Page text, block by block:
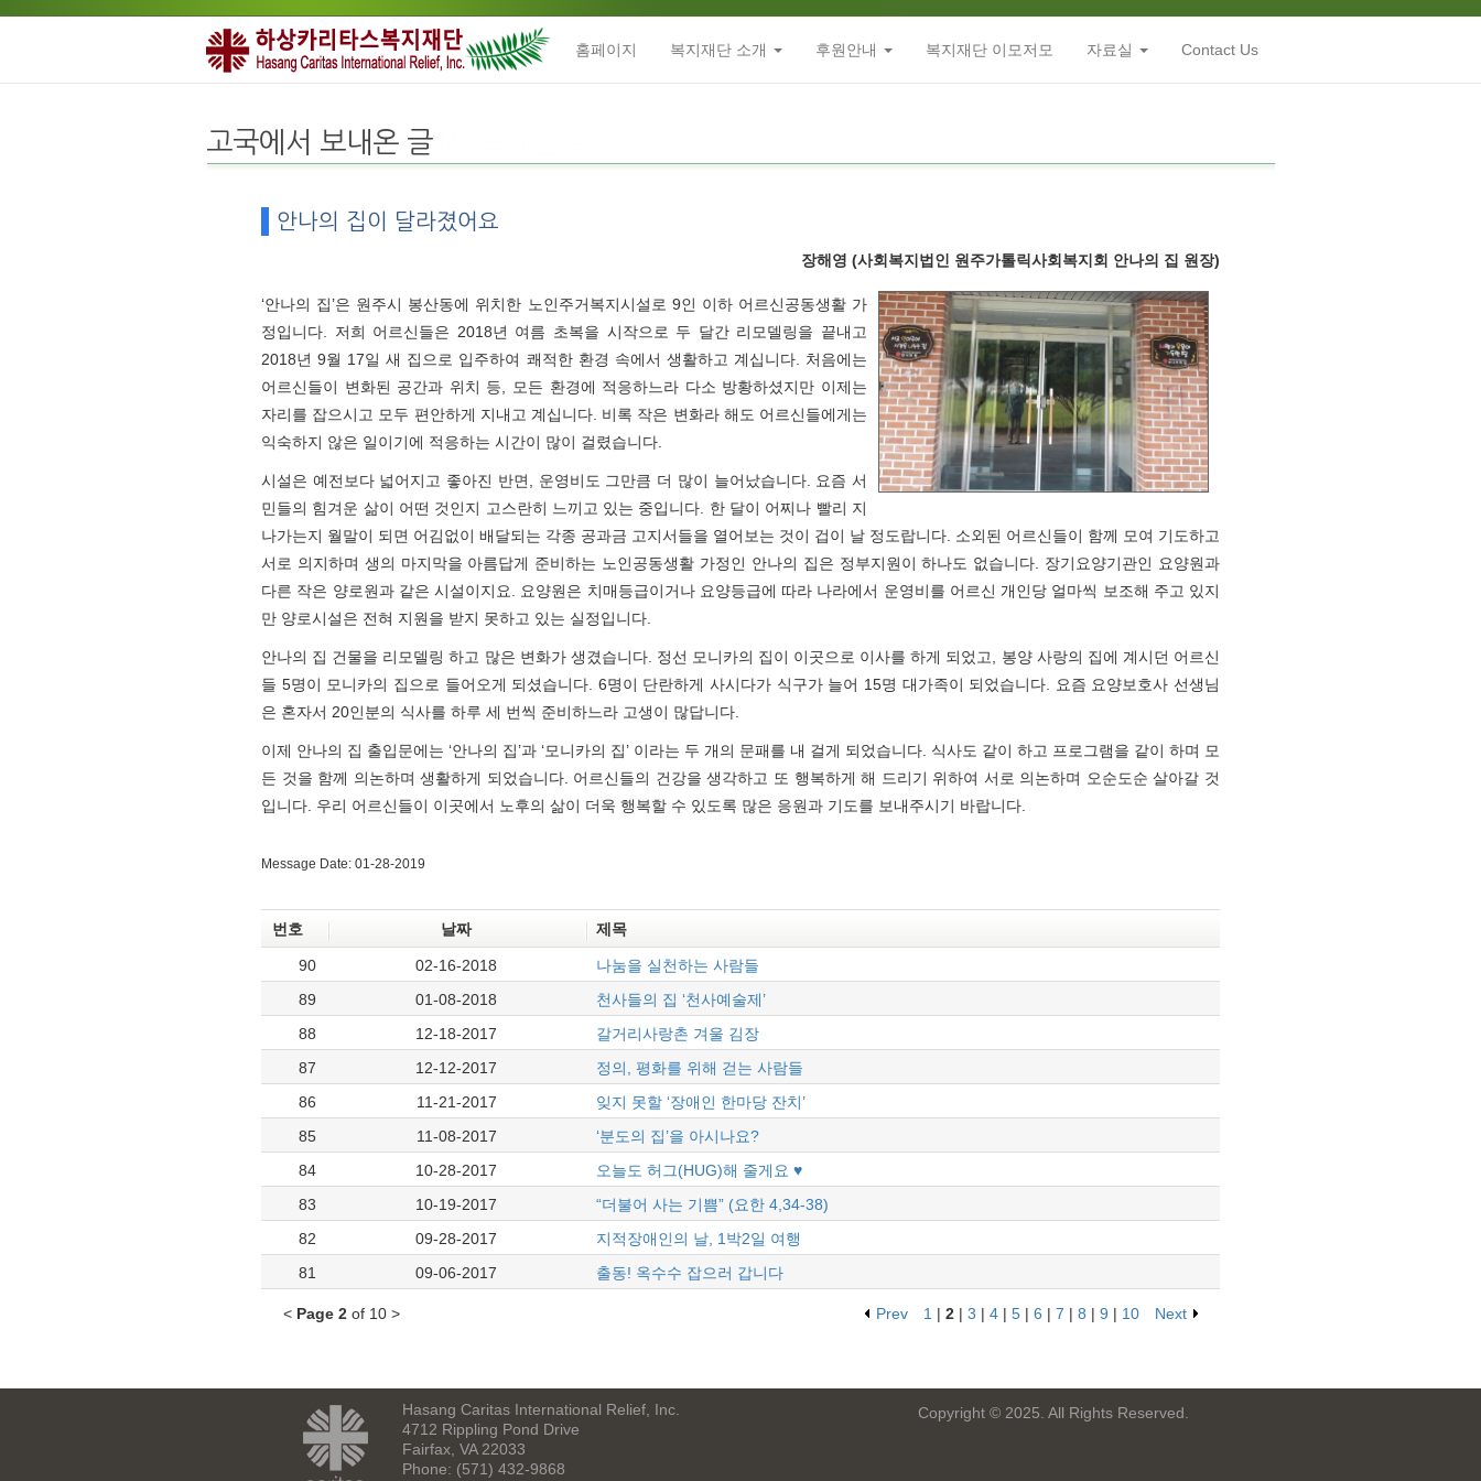
홈페이지 복지재단 소개 후원안내 복지재단 이모저모 자료실 Contact Us
고국에서 보내온 글
안나의 집이 달라졌어요
장해영 (사회복지법인 원주가톨릭사회복지회 안나의 집 원장)
‘안나의 집’은 원주시 봉산동에 위치한 노인주거복지시설로 9인 이하 어르신공동생활 가
정입니다. 저희 어르신들은 2018년 여름 초복을 시작으로 두 달간 리모델링을 끝내고
2018년 9월 17일 새 집으로 입주하여 쾌적한 환경 속에서 생활하고 계십니다. 처음에는
어르신들이 변화된 공간과 위치 등, 모든 환경에 적응하느라 다소 방황하셨지만 이제는
자리를 잡으시고 모두 편안하게 지내고 계십니다. 비록 작은 변화라 해도 어르신들에게는
익숙하지 않은 일이기에 적응하는 시간이 많이 걸렸습니다.
시설은 예전보다 넓어지고 좋아진 반면, 운영비도 그만큼 더 많이 늘어났습니다. 요즘 서
민들의 힘겨운 삶이 어떤 것인지 고스란히 느끼고 있는 중입니다. 한 달이 어찌나 빨리 지
나가는지 월말이 되면 어김없이 배달되는 각종 공과금 고지서들을 열어보는 것이 겁이 날 정도랍니다. 소외된 어르신들이 함께 모여 기도하고
서로 의지하며 생의 마지막을 아름답게 준비하는 노인공동생활 가정인 안나의 집은 정부지원이 하나도 없습니다. 장기요양기관인 요양원과
다른 작은 양로원과 같은 시설이지요. 요양원은 치매등급이거나 요양등급에 따라 나라에서 운영비를 어르신 개인당 얼마씩 보조해 주고 있지
만 양로시설은 전혀 지원을 받지 못하고 있는 실정입니다.
안나의 집 건물을 리모델링 하고 많은 변화가 생겼습니다. 정선 모니카의 집이 이곳으로 이사를 하게 되었고, 봉양 사랑의 집에 계시던 어르신
들 5명이 모니카의 집으로 들어오게 되셨습니다. 6명이 단란하게 사시다가 식구가 늘어 15명 대가족이 되었습니다. 요즘 요양보호사 선생님
은 혼자서 20인분의 식사를 하루 세 번씩 준비하느라 고생이 많답니다.
이제 안나의 집 출입문에는 ‘안나의 집’과 ‘모니카의 집’ 이라는 두 개의 문패를 내 걸게 되었습니다. 식사도 같이 하고 프로그램을 같이 하며 모
든 것을 함께 의논하며 생활하게 되었습니다. 어르신들의 건강을 생각하고 또 행복하게 해 드리기 위하여 서로 의논하며 오순도순 살아갈 것
입니다. 우리 어르신들이 이곳에서 노후의 삶이 더욱 행복할 수 있도록 많은 응원과 기도를 보내주시기 바랍니다.
Message Date: 01-28-2019
번호 날짜 제목
90 02-16-2018
나눔을 실천하는 사람들
89
01-08-2018
천사들의 집 ‘천사예술제’
88
12-18-2017
갈거리사랑촌 겨울 김장
87
12-12-2017
정의, 평화를 위해 걷는 사람들
86
11-21-2017
잊지 못할 ‘장애인 한마당 잔치’
85
11-08-2017
‘분도의 집’을 아시나요?
84
10-28-2017
오늘도 허그(HUG)해 줄게요 ♥
83
10-19-2017
“더불어 사는 기쁨” (요한 4,34-38)
82
09-28-2017
지적장애인의 날, 1박2일 여행
81
09-06-2017 출동! 옥수수 잡으러 갑니다
< Page 2 of 10 > Prev 1 | 2 | 3 | 4 | 5 | 6 | 7 | 8 | 9 | 10 Next
Hasang Caritas International Relief, Inc.
4712 Rippling Pond Drive
Fairfax, VA 22033
Phone: (571) 432-9868
Copyright © 2025. All Rights Reserved.